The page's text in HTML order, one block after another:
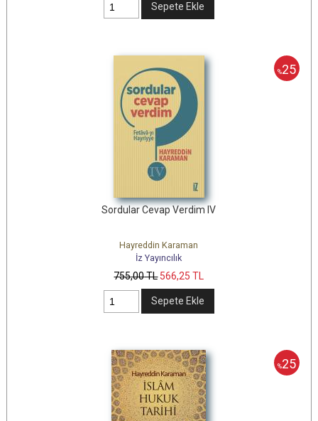
Sepete Ekle
%25
Sordular Cevap Verdim IV
Hayreddin Karaman
İz Yayıncılık
755,00TL 566,25 TL
Sepete Ekle
%25